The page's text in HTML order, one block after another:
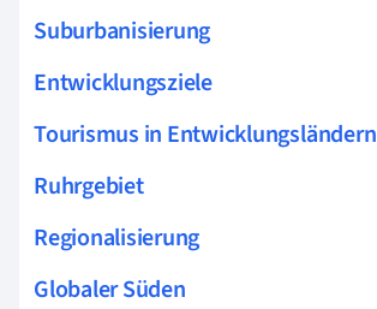
Suburbanisierung
Entwicklungsziele
Tourismus in Entwicklungsländern
Ruhrgebiet
Regionalisierung
Globaler Süden